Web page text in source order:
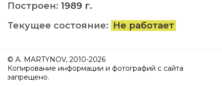
Построен: 1989 г.
Текущее состояние: Не работает
© A. MARTYNOV, 2010-2026
Копирование информации и фотографий с сайта
запрещено.